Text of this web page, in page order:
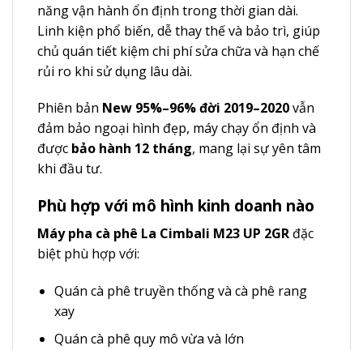
năng vận hành ổn định trong thời gian dài.
Linh kiện phổ biến, dễ thay thế và bảo trì, giúp
chủ quán tiết kiệm chi phí sửa chữa và hạn chế
rủi ro khi sử dụng lâu dài.
Phiên bản New 95%–96% đời 2019–2020vẫn
đảm bảo ngoại hình đẹp, máy chạy ổn định và
được bảo hành 12 tháng, mang lại sự yên tâm
khi đầu tư.
Phù hợp với mô hình kinh doanh nào
Máy pha cà phê La Cimbali M23 UP 2GR đặc
biệt phù hợp với:
Quán cà phê truyền thống và cà phê rang
xay
Quán cà phê quy mô vừa và lớn